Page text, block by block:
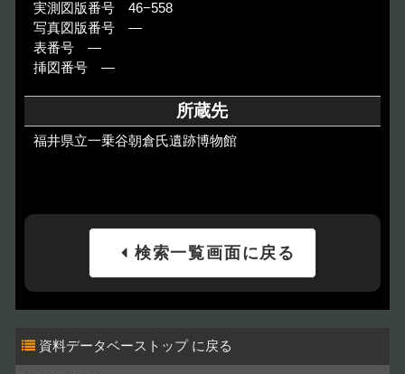
実測図版番号 46−558
写真図版番号 ―
表番号 ―
挿図番号 ―
所蔵先
福井県立一乗谷朝倉氏遺跡博物館
検索一覧画面に戻る
資料データベーストップ